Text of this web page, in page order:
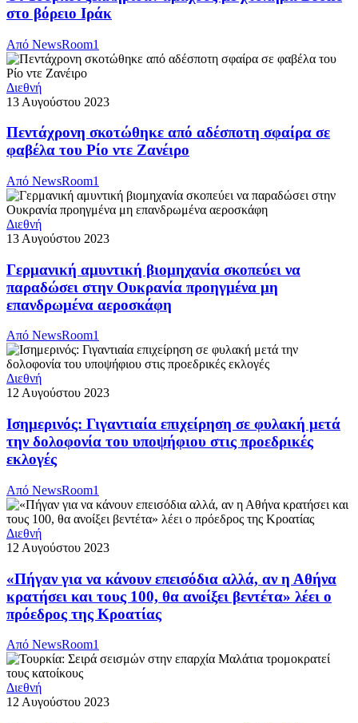
στο βόρειο Ιράκ
Από NewsRoom1
Διεθνή
13 Αυγούστου 2023
Πεντάχρονη σκοτώθηκε από αδέσποτη σφαίρα σε
φαβέλα του Ρίο ντε Ζανέιρο
Από NewsRoom1
Διεθνή
13 Αυγούστου 2023
Γερμανική αμυντική βιομηχανία σκοπεύει να
παραδώσει στην Ουκρανία προηγμένα μη
επανδρωμένα αεροσκάφη
Από NewsRoom1
Διεθνή
12 Αυγούστου 2023
Ισημερινός: Γιγαντιαία επιχείρηση σε φυλακή μετά
την δολοφονία του υποψήφιου στις προεδρικές
εκλογές
Από NewsRoom1
Διεθνή
12 Αυγούστου 2023
«Πήγαν για να κάνουν επεισόδια αλλά, αν η Αθήνα
κρατήσει και τους 100, θα ανοίξει βεντέτα» λέει ο
πρόεδρος της Κροατίας
Από NewsRoom1
Διεθνή
12 Αυγούστου 2023